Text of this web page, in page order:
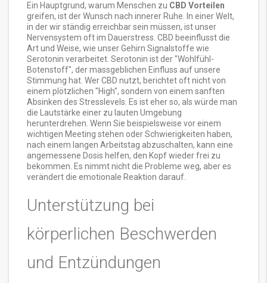
Ein Hauptgrund, warum Menschen zu CBD Vorteilen
greifen, ist der Wunsch nach innerer Ruhe. In einer Welt,
in der wir ständig erreichbar sein müssen, ist unser
Nervensystem oft im Dauerstress. CBD beeinflusst die
Art und Weise, wie unser Gehirn Signalstoffe wie
Serotonin verarbeitet. Serotonin ist der "Wohlfühl-
Botenstoff", der massgeblichen Einfluss auf unsere
Stimmung hat. Wer CBD nutzt, berichtet oft nicht von
einem plötzlichen "High", sondern von einem sanften
Absinken des Stresslevels. Es ist eher so, als würde man
die Lautstärke einer zu lauten Umgebung
herunterdrehen. Wenn Sie beispielsweise vor einem
wichtigen Meeting stehen oder Schwierigkeiten haben,
nach einem langen Arbeitstag abzuschalten, kann eine
angemessene Dosis helfen, den Kopf wieder frei zu
bekommen. Es nimmt nicht die Probleme weg, aber es
verändert die emotionale Reaktion darauf.
Unterstützung bei
körperlichen Beschwerden
und Entzündungen